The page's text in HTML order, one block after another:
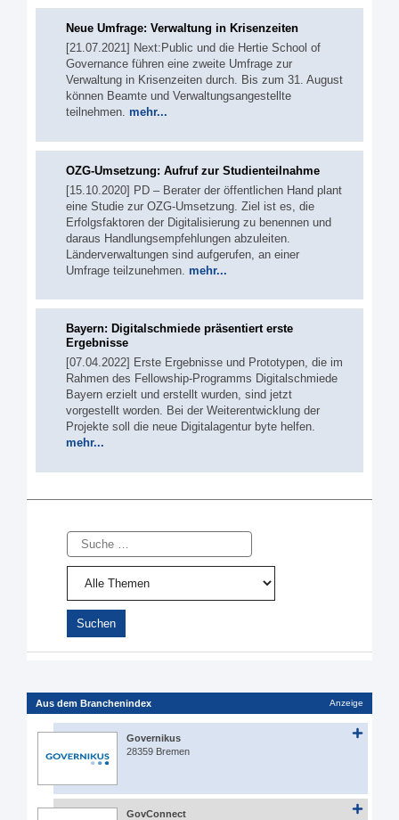
Neue Umfrage: Verwaltung in Krisenzeiten
[21.07.2021] Next:Public und die Hertie School of
Governance führen eine zweite Umfrage zur
Verwaltung in Krisenzeiten durch. Bis zum 31. August
können Beamte und Verwaltungsangestellte
teilnehmen. mehr...
OZG-Umsetzung: Aufruf zur Studienteilnahme
[15.10.2020] PD – Berater der öffentlichen Hand plant
eine Studie zur OZG-Umsetzung. Ziel ist es, die
Erfolgsfaktoren der Digitalisierung zu benennen und
daraus Handlungsempfehlungen abzuleiten.
Länderverwaltungen sind aufgerufen, an einer
Umfrage teilzunehmen. mehr...
Bayern: Digitalschmiede präsentiert erste
Ergebnisse
[07.04.2022] Erste Ergebnisse und Prototypen, die im
Rahmen des Fellowship-Programms Digitalschmiede
Bayern erzielt und erstellt wurden, sind jetzt
vorgestellt worden. Bei der Weiterentwicklung der
Projekte soll die neue Digitalagentur byte helfen.
mehr...
Suche
Aus dem Branchenindex Anzeige
Governikus
28359 Bremen
GovConnect